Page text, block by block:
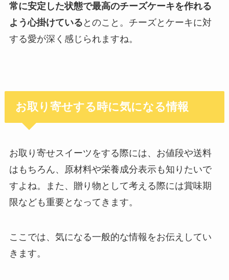
常に安定した状態で最高のチーズケーキを作れる
よう心掛けている とのこと。チーズとケーキに対
する愛が深く感じられますね。
お取り寄せする時に気になる情報
お取り寄せスイーツをする際には、お値段や送料
はもちろん、原材料や栄養成分表示も知りたいで
すよね。また、贈り物として考える際には賞味期
限なども重要となってきます。
ここでは、気になる一般的な情報をお伝えしてい
きます。